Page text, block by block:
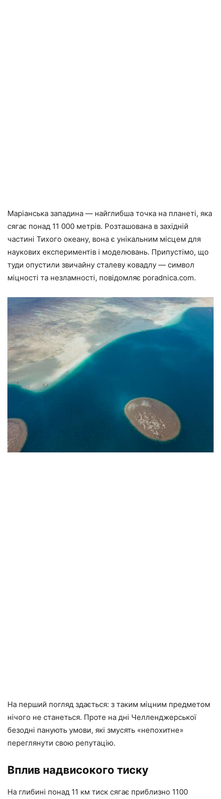
Маріанська западина — найглибша точка на планеті, яка
сягає понад 11 000 метрів. Розташована в західній
частині Тихого океану, вона є унікальним місцем для
наукових експериментів і моделювань. Припустімо, що
туди опустили звичайну сталеву ковадлу — символ
міцності та незламності, повідомляє poradnica.com.
На перший погляд здається: з таким міцним предметом
нічого не станеться. Проте на дні Челленджерської
безодні панують умови, які змусять «непохитне»
переглянути свою репутацію.
Вплив надвисокого тиску
На глибині понад 11 км тиск сягає приблизно 1100